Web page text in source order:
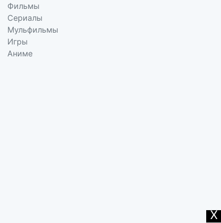
Фильмы
Сериалы
Мульфильмы
Игры
Аниме
X